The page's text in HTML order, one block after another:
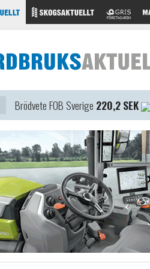
Brödvete FOB Sverige 220,2 SEK